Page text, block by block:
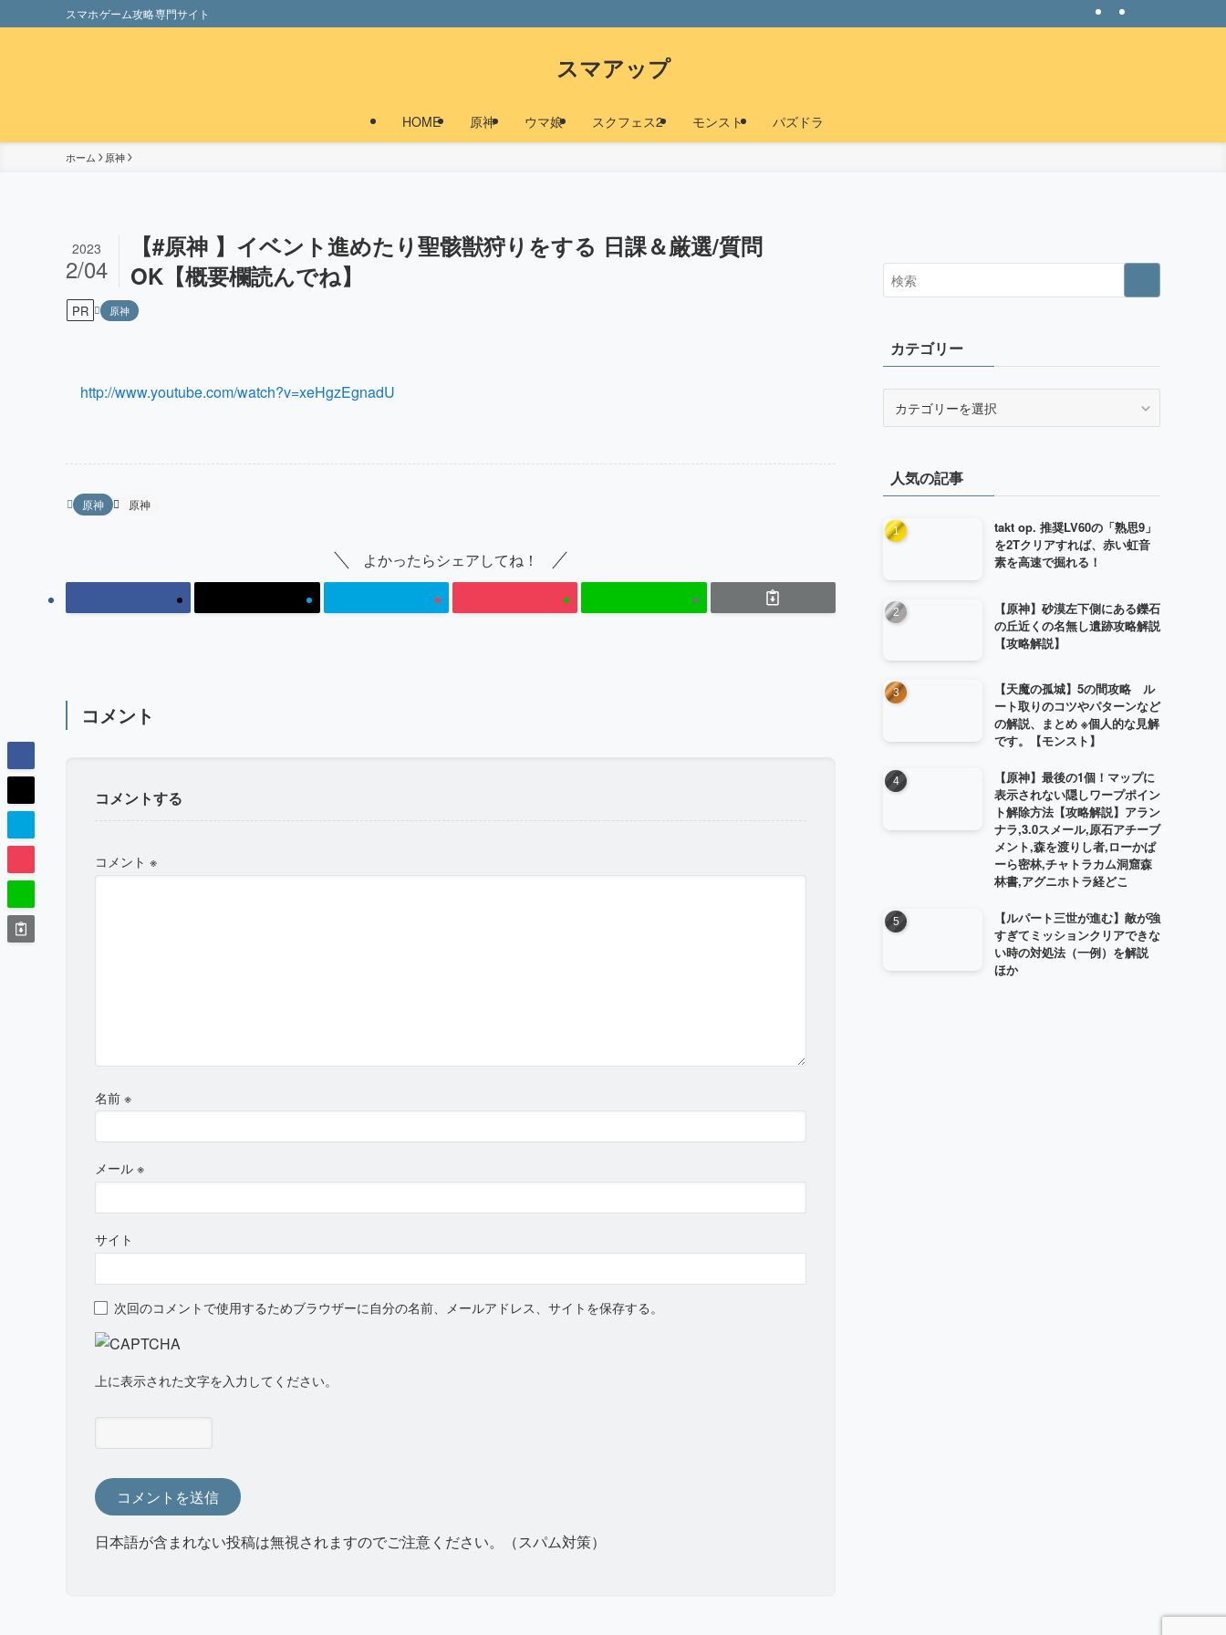
スマホゲーム攻略専門サイト
スマアップ
HOME 原神 ウマ娘 スクフェス2 モンスト パズドラ
ホーム 原神
【#原神 】イベント進めたり聖骸獣狩りをする 日課＆厳選/質問
OK【概要欄読んでね】
2023
2/04
PR 原神
http://www.youtube.com/watch?v=xeHgzEgnadU
原神 原神
よかったらシェアしてね！
コメント
コメントする
コメント ※
名前※
メール※
サイト
次回のコメントで使用するためブラウザーに自分の名前、メールアドレス、サイトを保存する。
上に表示された文字を入力してください。
日本語が含まれない投稿は無視されますのでご注意ください。（スパム対策）
カテゴリー
ー人気の記事
takt op. 推奨LV60の「熟思9」
を2Tクリアすれば、赤い虹音
素を高速で掘れる！
【原神】砂漠左下側にある鑠石
の丘近くの名無し遺跡攻略解説
【攻略解説】
【天魔の孤城】5の間攻略 ル
ート取りのコツやパターンなど
の解説、まとめ ※個人的な見解
です。【モンスト】
【原神】最後の1個！マップに
表示されない隠しワープポイン
ト解除方法【攻略解説】アラン
ナラ,3.0スメール,原石アチーブ
メント,森を渡りし者,ローかぱ
ーら密林,チャトラカム洞窟森
林書,アグニホトラ経どこ
【ルパート三世が進む】敵が強
すぎてミッションクリアできな
い時の対処法（一例）を解説
ほか